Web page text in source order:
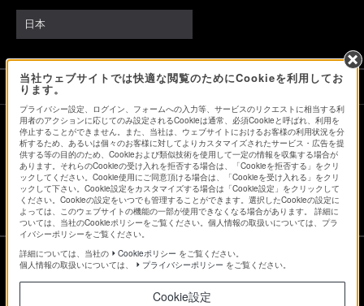
当社ウェブサイトでは快適な閲覧のためにCookieを利用してお
ります。
プライバシー設定、ログイン、フォームへの入力等、サービスのリクエストに相当する利
用者のアクションに応じてのみ設定されるCookieは通常、必須Cookieと呼ばれ、利用を
停止することができません。また、当社は、ウェブサイトにおけるお客様の利用状況を分
析するため、あるいは個々のお客様に対してよりカスタマイズされたサービス・広告を提
供する等の目的のため、Cookieおよび類似技術を使用して一定の情報を収集する場合が
あります。それらのCookieの受け入れを拒否する場合は、「Cookieを拒否する」をクリ
ックしてください。Cookie使用にご同意頂ける場合は、「Cookieを受け入れる」をクリ
ックして下さい。Cookie設定をカスタマイズする場合は「Cookie設定」をクリックして
ください。Cookieの設定をいつでも管理することができます。選択したCookieの設定に
よっては、このウェブサイトの機能の一部が使用できなくなる場合があります。 詳細に
ついては、当社のCookieポリシーをご覧ください。個人情報の取扱いについては、プラ
イバシーポリシーをご覧ください。
詳細については、当社の
Cookieポリシー をご覧ください。
個人情報の取扱いについては、
プライバシーポリシー をご覧ください。
Cookie設定
日本
ソニーストアでのお買い物にあたって
会社情報 採用情報 特約店のご案内
ニュースリリース
環境情報
My Sony 利用規約
ご利用条件
プライバシーポリシー